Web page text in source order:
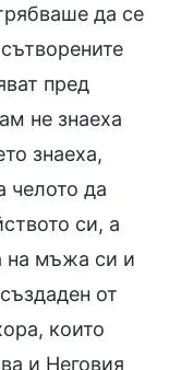
да се
пред
не знаеха
знаеха,
челото да
си, а
на мъжа си и
от
които
и Неговия